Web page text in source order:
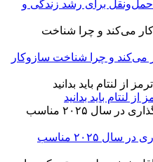
حمل‌ونقل برای رشد زندگی و
می‌کند و چرا شناخت سازوکار
لنتام باید بدانید
آیا دوج‌کوین برای سرمایه‌گذاری در سال ۲۰۲۵ مناسب